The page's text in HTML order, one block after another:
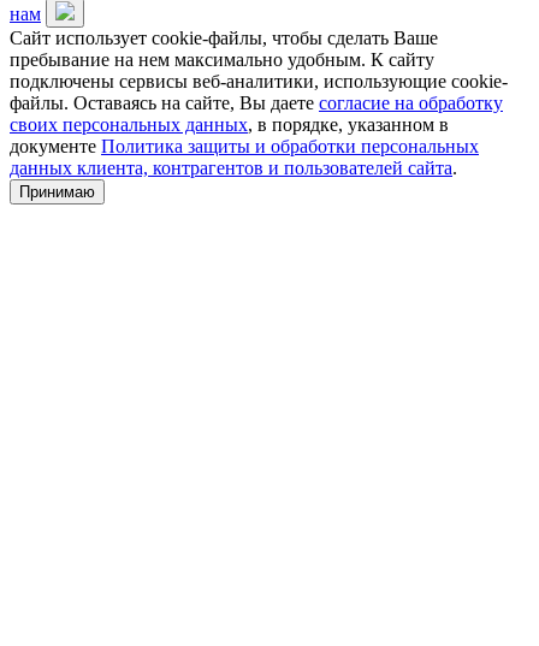
нам
Сайт использует cookie-файлы, чтобы сделать Ваше
пребывание на нем максимально удобным. К сайту
подключены сервисы веб-аналитики, использующие cookie-
файлы. Оставаясь на сайте, Вы даете согласие на обработку
своих персональных данных, в порядке, указанном в
документе Политика защиты и обработки персональных
данных клиента, контрагентов и пользователей сайта.
Принимаю